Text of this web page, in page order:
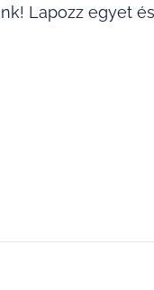
Lapozz egyet és